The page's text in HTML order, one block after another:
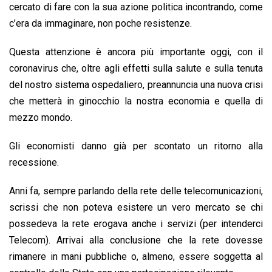
cercato di fare con la sua azione politica incontrando, come
c’era da immaginare, non poche resistenze.
Questa attenzione è ancora più importante oggi, con il
coronavirus che, oltre agli effetti sulla salute e sulla tenuta
del nostro sistema ospedaliero, preannuncia una nuova crisi
che metterà in ginocchio la nostra economia e quella di
mezzo mondo.
Gli economisti danno già per scontato un ritorno alla
recessione.
Anni fa, sempre parlando della rete delle telecomunicazioni,
scrissi che non poteva esistere un vero mercato se chi
possedeva la rete erogava anche i servizi (per intenderci
Telecom). Arrivai alla conclusione che la rete dovesse
rimanere in mani pubbliche o, almeno, essere soggetta al